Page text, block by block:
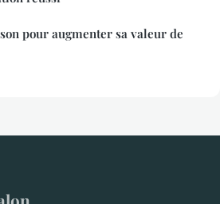
pour augmenter sa valeur de